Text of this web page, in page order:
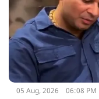
05 Aug, 2026 06:08 PM